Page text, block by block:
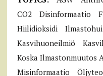
CO2
Disinformaatio
Hiilidioksidi
Kasvihuoneilmiö
Koska Ilmastonmuutos
Misinformaatio